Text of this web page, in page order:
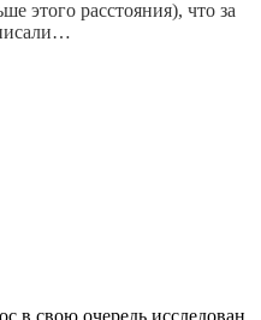
этого расстояния), что за
в свою очередь исследован